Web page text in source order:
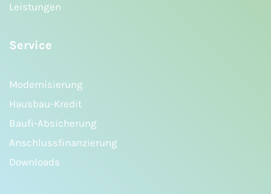
Leistungen
Service
Modernisierung
Hausbau-Kredit
Baufi-Absicherung
Anschlussfinanzierung
Downloads